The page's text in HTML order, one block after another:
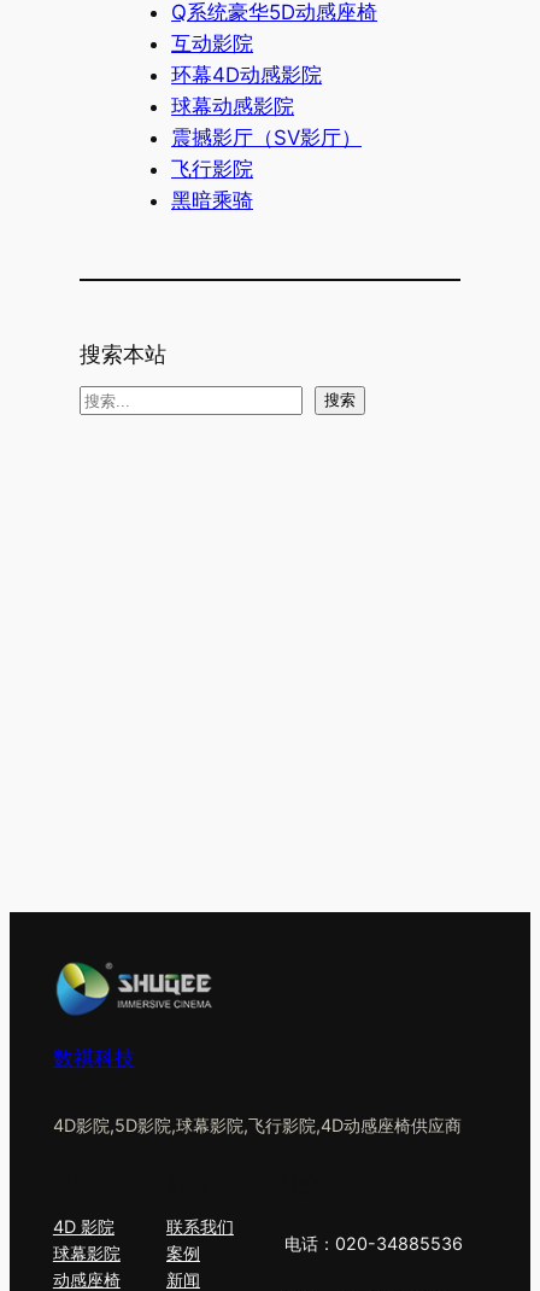
Q系统豪华5D动感座椅
互动影院
环幕4D动感影院
球幕动感影院
震撼影厅（SV影厅）
飞行影院
黑暗乘骑
搜索本站
搜
搜索
数祺科技
4D影院,5D影院,球幕影院,飞行影院,4D动感座椅供应商
4D 影院
球幕影院
动感座椅
联系我们
案例
新闻
电话：020-34885536